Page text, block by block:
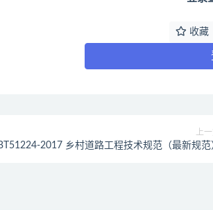
收藏
上
2017 乡村道路工程技术规范（最新规范